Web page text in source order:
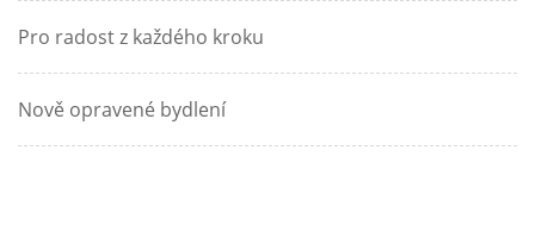
Pro radost z každého kroku
Nově opravené bydlení